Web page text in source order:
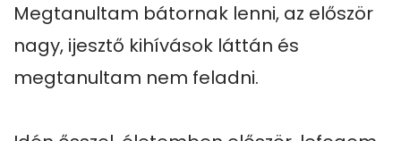
Megtanultam bátornak lenni, az először
nagy, ijesztő kihívások láttán és
megtanultam nem feladni.